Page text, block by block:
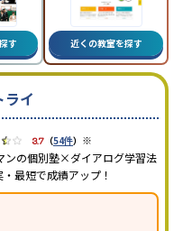
す 近くの教室を探す
イ
3.7 （54件） ※
ンの個別塾×ダイアログ学習法
最短で成績アップ！